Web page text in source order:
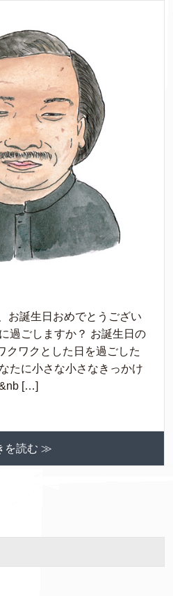
お誕生日おめでとうござい
過ごしますか？ お誕生日の
クワクとした日を過ごした
たに小さな小さなきっかけ
[…]
を読む ≫